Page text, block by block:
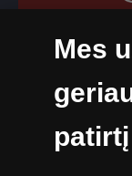
Darbo
Mes
patirtį